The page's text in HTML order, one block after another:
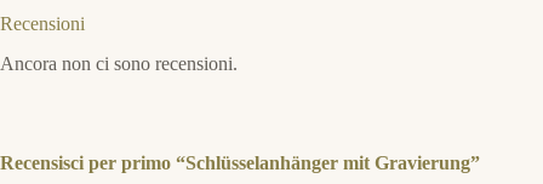
Recensioni
Ancora non ci sono recensioni.
Recensisci per primo “Schlüsselanhänger mit Gravierung”